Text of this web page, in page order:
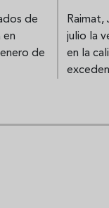
de
en
de
Raimat,
julio la
en la